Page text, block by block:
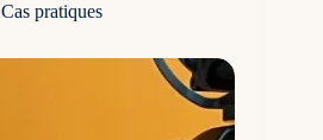
Cas pratiques